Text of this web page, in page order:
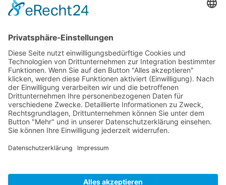
Mitglieder
Projekte
Partnernetze
Veranstaltungen
Alle Veranstaltungen
Jobs
Alle Jobs
Impressum